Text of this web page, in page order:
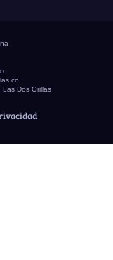
Dos Orillas